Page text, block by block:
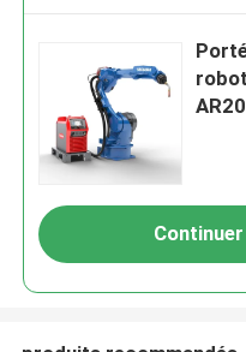
Continuer